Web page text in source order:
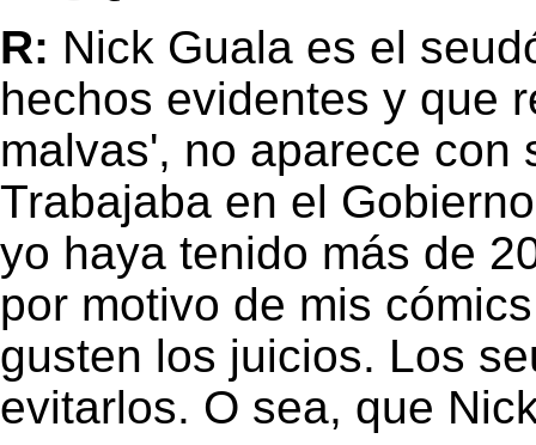
R: Nick Guala es el
hechos evidentes y que
malvas', no aparece con
Trabajaba en el
yo haya tenido más de
por motivo de mis
gusten los juicios. Los
evitarlos. O sea, que